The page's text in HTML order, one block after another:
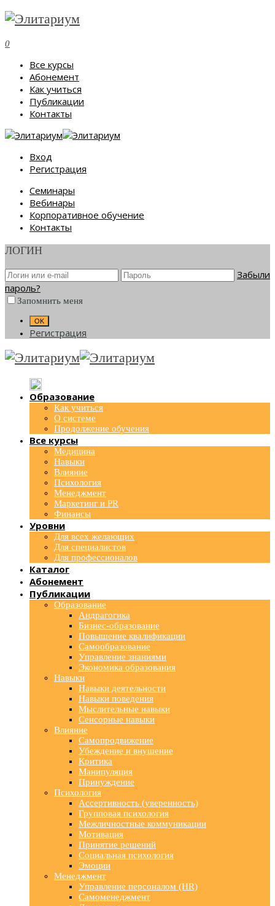
0
Все курсы
Абонемент
Как учиться
Публикации
Контакты
Вход
Регистрация
Семинары
Вебинары
Корпоративное обучение
Контакты
ЛОГИН
Забыли
пароль?
Запомнить меня
Регистрация
Образование
Как учиться
О системе
Продолжение обучения
Все курсы
Медицина
Навыки
Влияние
Психология
Менеджмент
Маркетинг и PR
Финансы
Уровни
Для всех желающих
Для специалистов
Для профессионалов
Каталог
Абонемент
Публикации
Образование
Андрагогика
Бизнес-образование
Повышение квалификации
Самообразование
Управление знаниями
Экономика образования
Навыки
Навыки деятельности
Навыки поведения
Мыслительные навыки
Сенсорные навыки
Влияние
Самопродвижение
Убеждение и внушение
Критика
Манипуляция
Принуждение
Психология
Ассертивность (уверенность)
Групповая психология
Межличностные коммуникации
Мотивация
Принятие решений
Социальная психология
Эмоции
Менеджмент
Управление персоналом (HR)
Самоменеджмент